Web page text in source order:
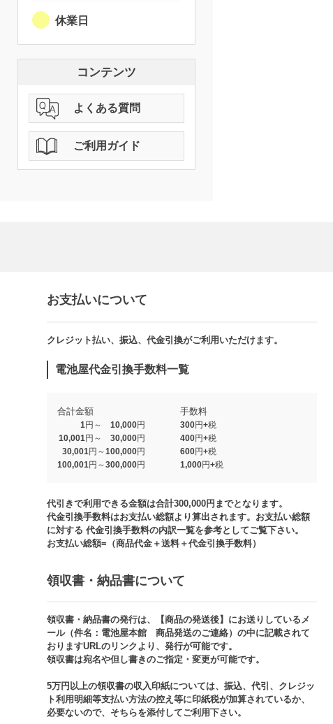
休業日
コンテンツ
よくある質問
ご利用ガイド
お支払いについて
クレジット払い、振込、代金引換がご利用いただけます。​​
電池屋代金引換手数料一覧
合計金額 手数料
1円～ 10,000円
300円+税
10,001円～ 30,000円
400円+税
30,001円～100,000円
600円+税
100,001円～300,000円
1,000円+税​
代引きで利用できる金額は合計300,000円までとなります。
代金引換手数料はお支払い総額より算出されます。お支払い総額
に対する 代金引換手数料の内訳一覧を参考としてご覧下さい。​
お支払い総額=（商品代金＋送料＋代金引換手数料）​
領収書・納品書について​
領収書・納品書の発行は、【商品の発送後】にお送りしているメ
ール（件名：電池屋本館 商品発送のご連絡）の中に記載されて
おりますURLのリンクより、発行が可能です。
領収書は宛名や但し書きのご指定・変更が可能です。​​
5万円以上の領収書の収入印紙については、振込、代引、クレジッ
ト利用明細等支払い方法の控え等に印紙税が加算されているか、
必要ないので、そちらを添付してご利用下さい。